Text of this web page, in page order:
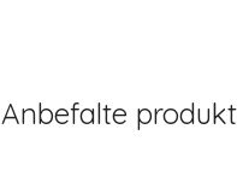
Anbefalte